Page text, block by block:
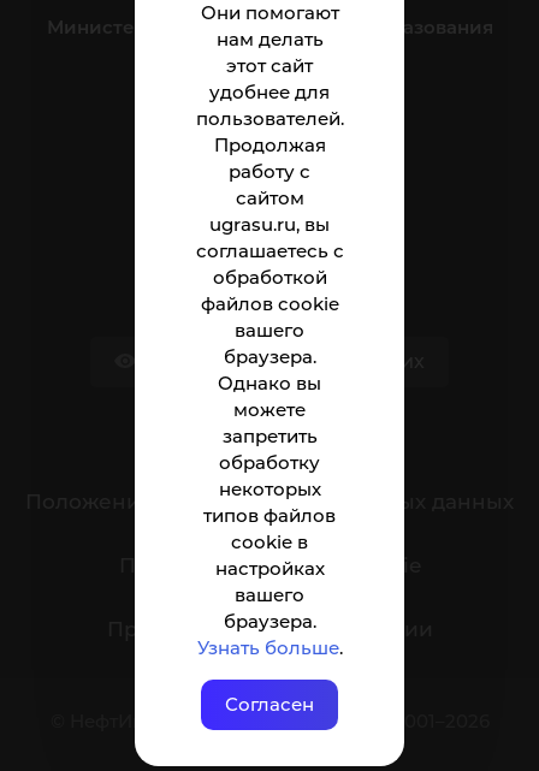
Они помогают
нам делать
этот сайт
удобнее для
пользователей.
Продолжая
работу с
сайтом
ugrasu.ru, вы
соглашаетесь с
обработкой
файлов cookie
вашего
браузера.
Однако вы
можете
запретить
обработку
некоторых
типов файлов
cookie в
настройках
вашего
браузера.
Узнать больше.
Согласен
Министерство науки и высшего образования
Российской Федерации
Институт
Абитуриенту
Студенту
Сотруднику
Версия для слабовидящих
Обращения граждан
Положение о защите персональных данных
Политика обработки cookie
Противодействие коррупции
© НефтИн (филиал) ФГБОУ ВО ЮГУ 2001–2026